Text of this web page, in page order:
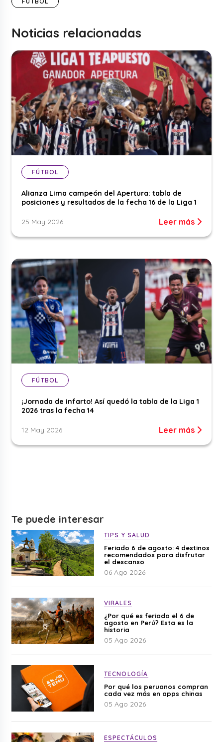
Noticias relacionadas
FÚTBOL
Alianza Lima campeón del Apertura: tabla de
posiciones y resultados de la fecha 16 de la Liga 1
25 May 2026 Leer más
FÚTBOL
¡Jornada de infarto! Así quedó la tabla de la Liga 1
2026 tras la fecha 14
12 May 2026 Leer más
Te puede interesar
TIPS Y SALUD
Feriado 6 de agosto: 4 destinos
recomendados para disfrutar
el descanso
06 Ago 2026
VIRALES
¿Por qué es feriado el 6 de
agosto en Perú? Esta es la
historia
05 Ago 2026
TECNOLOGÍA
Por qué los peruanos compran
cada vez más en apps chinas
05 Ago 2026
ESPECTÁCULOS